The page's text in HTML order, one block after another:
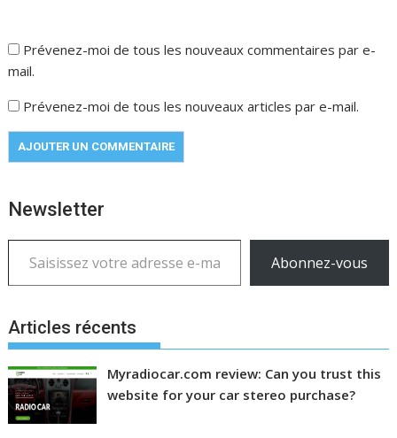
Prévenez-moi de tous les nouveaux commentaires par e-
mail.
Prévenez-moi de tous les nouveaux articles par e-mail.
Newsletter
Saisissez votre adresse e-mail…
Abonnez-vous
Articles récents
Myradiocar.com review: Can you trust this
website for your car stereo purchase?